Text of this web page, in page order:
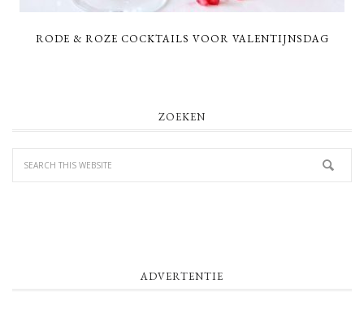
RODE & ROZE COCKTAILS VOOR VALENTIJNSDAG
ZOEKEN
ADVERTENTIE